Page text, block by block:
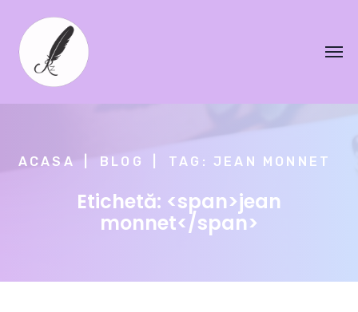
ACASA BLOG TAG: JEAN MONNET
Etichetă: <span>jean
monnet</span>